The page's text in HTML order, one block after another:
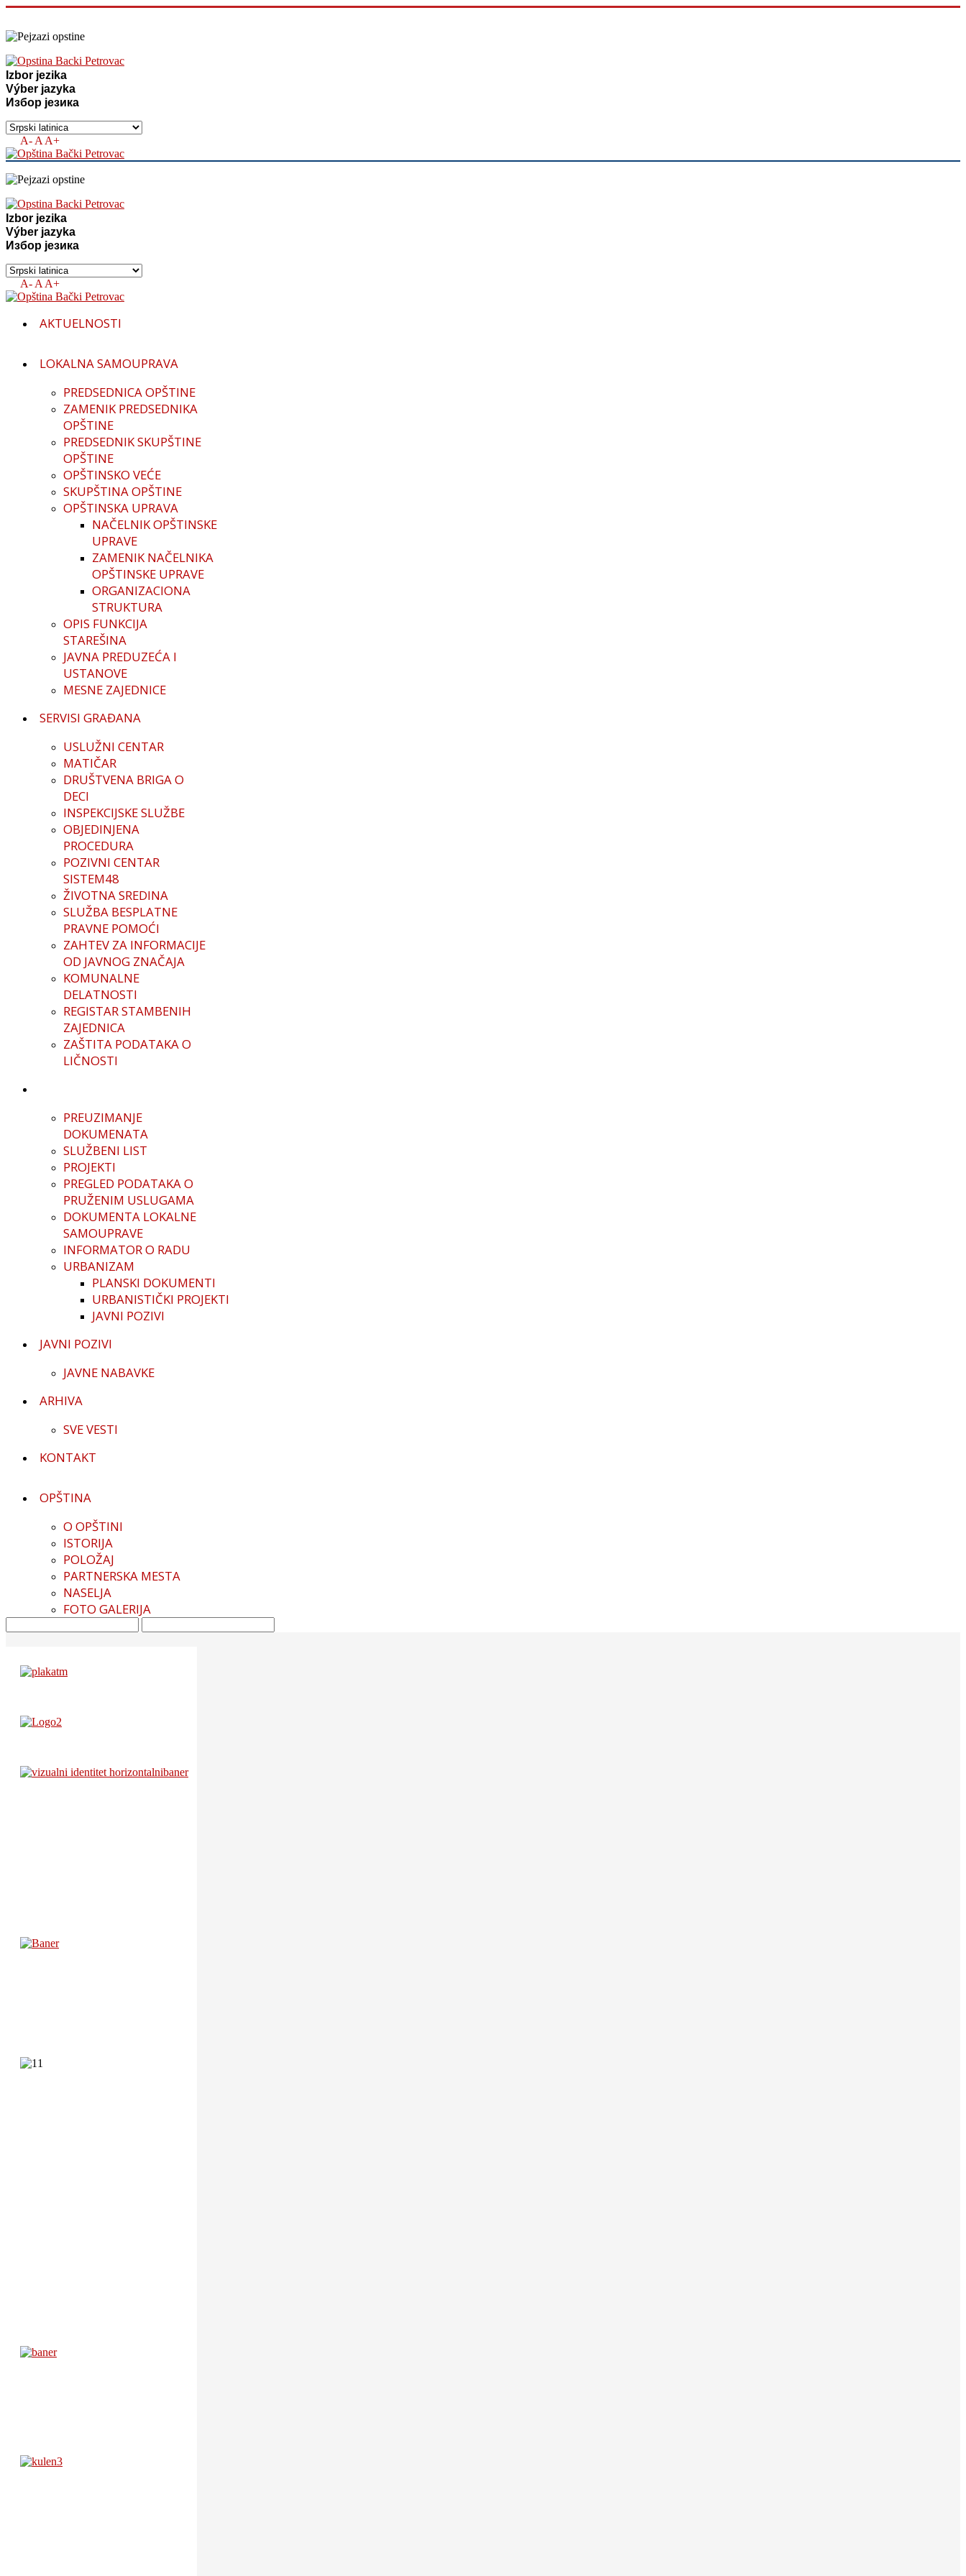
Izbor jezika
Výber jazyka
Избор језика
A- A A+
Izbor jezika
Výber jazyka
Избор језика
A- A A+
AKTUELNOSTI
LOKALNA SAMOUPRAVA
PREDSEDNICA OPŠTINE
ZAMENIK PREDSEDNIKA
OPŠTINE
PREDSEDNIK SKUPŠTINE
ОPŠTINE
OPŠTINSKO VEĆE
SKUPŠTINA OPŠTINE
OPŠTINSKA UPRAVA
NAČELNIK OPŠTINSKE
UPRAVE
ZAMENIK NAČELNIKA
OPŠTINSKE UPRAVE
ORGANIZACIONA
STRUKTURA
OPIS FUNKCIJA
STAREŠINA
JAVNA PREDUZEĆA I
USTANOVE
MESNE ZAJEDNICE
SERVISI GRAĐANA
USLUŽNI CENTAR
MATIČAR
DRUŠTVENA BRIGA O
DECI
INSPEKCIJSKE SLUŽBE
OBJEDINJENA
PROCEDURA
POZIVNI CENTAR
SISTEM48
ŽIVOTNA SREDINA
SLUŽBA BESPLATNE
PRAVNE POMOĆI
ZAHTEV ZA INFORMACIJE
OD JAVNOG ZNAČAJA
KOMUNALNE
DELATNOSTI
REGISTAR STAMBENIH
ZAJEDNICA
ZAŠTITA PODATAKA O
LIČNOSTI
PREUZIMANJE
DOKUMENATA
SLUŽBENI LIST
PROJEKTI
PREGLED PODATAKA O
PRUŽENIM USLUGAMA
DOKUMENTA LOKALNE
SAMOUPRAVE
INFORMATOR O RADU
URBANIZAM
PLANSKI DOKUMENTI
URBANISTIČKI PROJEKTI
JAVNI POZIVI
JAVNI POZIVI
JAVNE NABAVKE
ARHIVA
SVE VESTI
KONTAKT
OPŠTINA
O OPŠTINI
ISTORIJA
POLOŽAJ
PARTNERSKA MESTA
NASELJA
FOTO GALERIJA